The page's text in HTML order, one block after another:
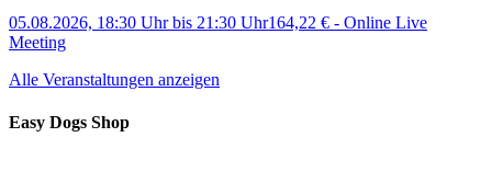
05.08.2026, 18:30 Uhrbis 21:30 Uhr164,22 € - Online Live
Meeting
Alle Veranstaltungen anzeigen
Easy Dogs Shop